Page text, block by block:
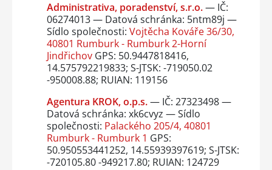
Administrativa, poradenství, s.r.o.— IČ:
06274013 — Datová schránka: 5ntm89j —
Sídlo společnosti: Vojtěcha Kováře 36/30,
40801 Rumburk - Rumburk 2-Horní
JindřichovGPS: 50.9447818416,
14.575792219833; S-JTSK: -719050.02
-950008.88; RUIAN: 119156
Agentura KROK, o.p.s.— IČ: 27323498 —
Datová schránka: xk6cvyz — Sídlo
společnosti: Palackého 205/4, 40801
Rumburk - Rumburk 1 GPS:
50.950553441252, 14.55939397619; S-JTSK:
-720105.80 -949217.80; RUIAN: 124729